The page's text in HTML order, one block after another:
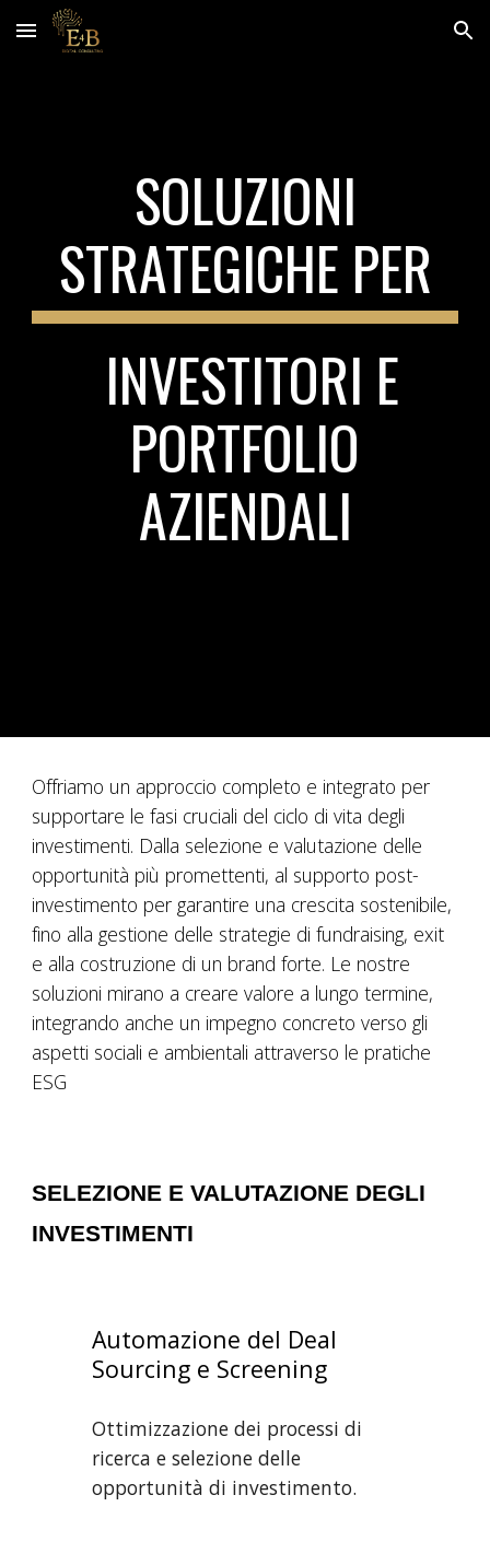
Skip to main content Skip to navigation
SOLUZIONI
STRATEGICHE PER
INVESTITORI E
PORTFOLIO
AZIENDALI
Offriamo un approccio completo e integrato per
supportare le fasi cruciali del ciclo di vita degli
investimenti. Dalla selezione e valutazione delle
opportunità più promettenti, al supporto post-
investimento per garantire una crescita sostenibile,
fino alla gestione delle strategie di fundraising, exit
e alla costruzione di un brand forte. Le nostre
soluzioni mirano a creare valore a lungo termine,
integrando anche un impegno concreto verso gli
aspetti sociali e ambientali attraverso le pratiche
ESG
SELEZIONE E VALUTAZIONE DEGLI
INVESTIMENTI
Automazione del Deal
Sourcing e Screening
Ottimizzazione dei processi di
ricerca e selezione delle
opportunità di investimento.